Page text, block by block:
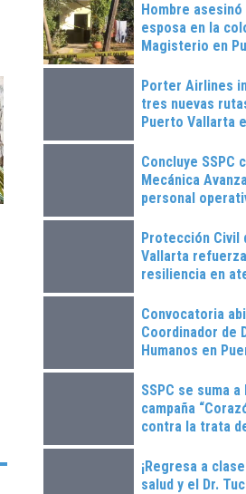
Hombre asesinó
esposa en la
Magisterio en
Porter Airlines
tres nuevas
Puerto Vallarta
Concluye SSPC
Mecánica
personal
Protección Civil
Vallarta
resiliencia en
Convocatoria
Coordinador de
Humanos en
SSPC se suma a
campaña
contra la trata
¡Regresa a
salud y el Dr.